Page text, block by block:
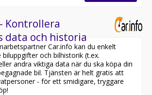
Kontrollera
data och historia
Car.info kan du enkelt
och bilhistorik (t.ex.
andra viktiga data när du ska köpa din
bil. Tjänsten är helt gratis att
- för ett smidigare, tryggare